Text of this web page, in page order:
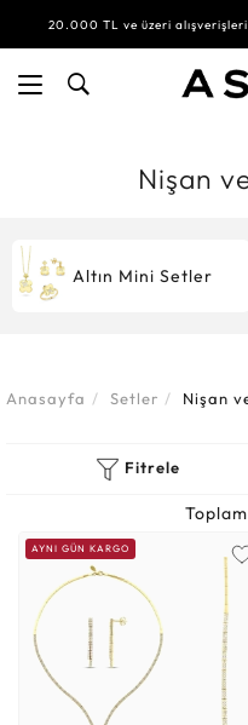
20.000 TL ve üzeri
30.000 TL ve üzeri
Nişan
Altın Mini Setler
Anasayfa Setler Nişan
Fitrele
Toplam
AYNI GÜN KARGO